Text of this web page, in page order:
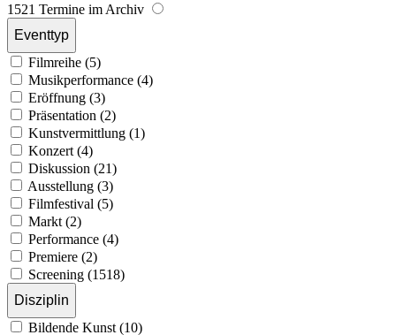
1521 Termine im Archiv
Eventtyp
Filmreihe (5)
Musikperformance (4)
Eröffnung (3)
Präsentation (2)
Kunstvermittlung (1)
Konzert (4)
Diskussion (21)
Ausstellung (3)
Filmfestival (5)
Markt (2)
Performance (4)
Premiere (2)
Screening (1518)
Disziplin
Bildende Kunst (10)